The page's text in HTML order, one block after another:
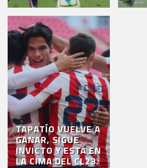
TAPATÍO VUELVE A
GANAR, SIGUE
INVICTO Y ESTÁ EN
LA CIMA DEL CL23.